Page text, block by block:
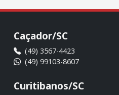
Caçador/SC
(49) 3567-4423
(49) 99103-8607
Curitibanos/SC